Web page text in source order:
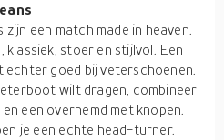
een match made in heaven.
klassiek, stoer en stijlvol. Een
goed bij veterschoenen.
wilt dragen, combineer
een overhemd met knopen.
je een echte head-turner.